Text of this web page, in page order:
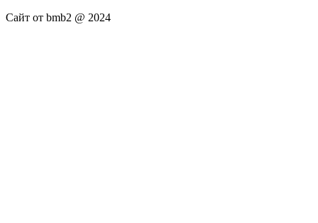
Сайт от bmb2 @ 2024